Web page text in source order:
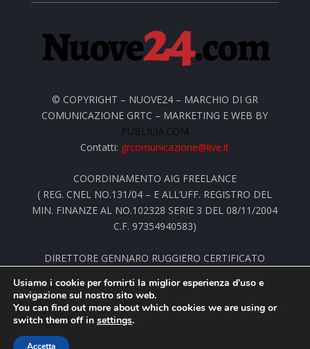
© COPYRIGHT – NUOVE24 – MARCHIO DI GR
COMUNICAZIONE GRTC – MARKETING E WEB BY
PUBLILIA.COM
Contatti: grcomunicazione@live.it
COORDINAMENTO AIG FREELANCE
( REG. CNEL NO.131/04 – E ALL’UFF. REGISTRO DEL
MIN. FINANZE AL NO.102328 SERIE 3 DEL 08/11/2004
C.F. 97354940583)
DIRETTORE GENNARO RUGGIERO CERTIFICATO
NELL’ALBO INTERNAZIONALE DEI GIORNALISTI GNS
AL NO. 14166 C.J.G
Usiamo i cookie per fornirti la miglior esperienza d'uso e
navigazione sul nostro sito web.
You can find out more about which cookies we are using or
switch them off in settings.
Accetta